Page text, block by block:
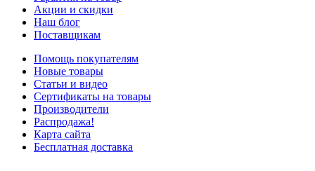
Акции и скидки
Наш блог
Поставщикам
Помощь покупателям
Новые товары
Статьи и видео
Сертификаты на товары
Производители
Распродажа!
Карта сайта
Бесплатная доставка